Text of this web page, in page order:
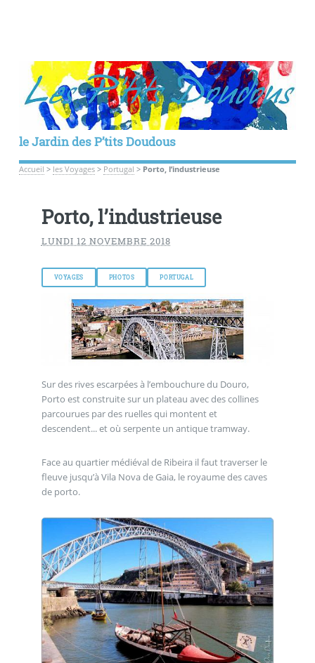
le Jardin des P’tits Doudous
Accueil > les Voyages> Portugal > Porto, l’industrieuse
Porto, l’industrieuse
LUNDI 12 NOVEMBRE 2018
VOYAGES PHOTOS PORTUGAL
Sur des rives escarpées à l’embouchure du Douro,
Porto est construite sur un plateau avec des collines
parcourues par des ruelles qui montent et
descendent... et où serpente un antique tramway.
Face au quartier médiéval de Ribeira il faut traverser le
fleuve jusqu’à Vila Nova de Gaia, le royaume des caves
de porto.